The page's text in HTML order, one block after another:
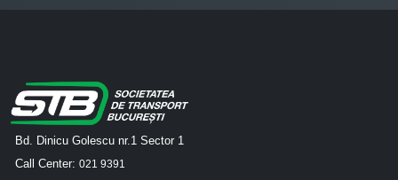
Bd. Dinicu Golescu nr.1 Sector 1
Call Center: 021 9391